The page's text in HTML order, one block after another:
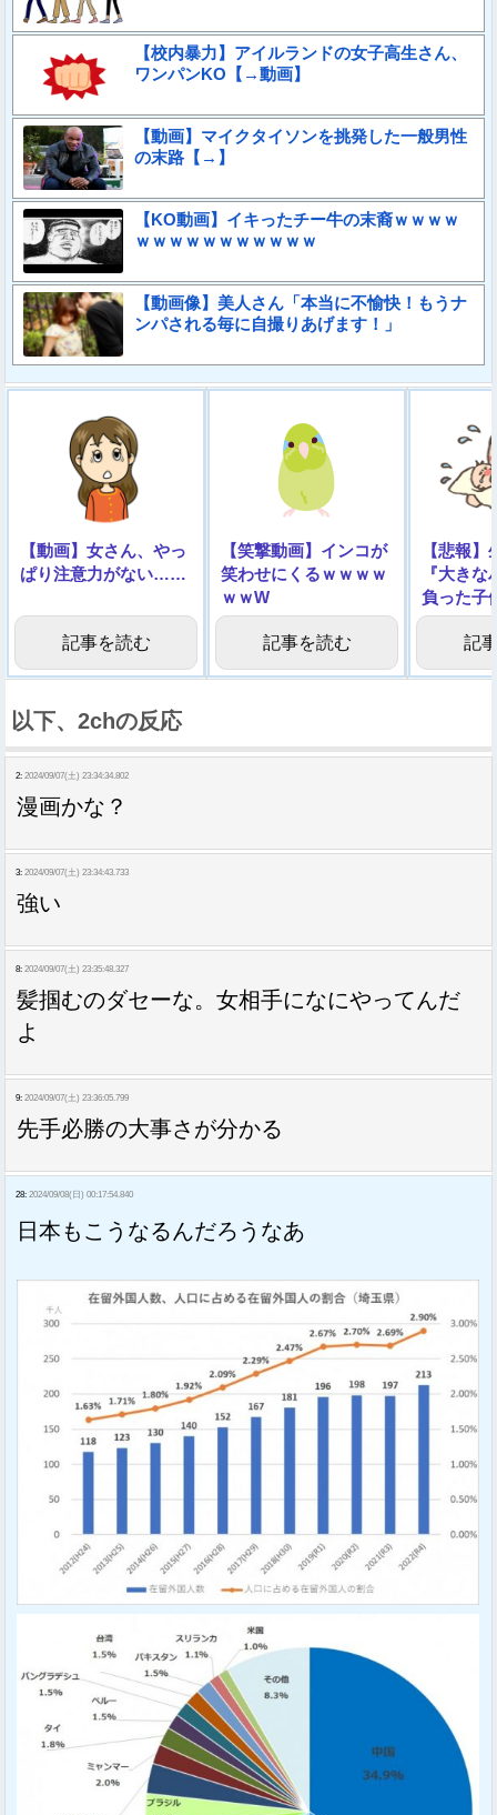
【校内暴力】アイルランドの女子高生さん、
ワンパンKO【→動画】
【動画】マイクタイソンを挑発した一般男性
の末路【→】
【KO動画】イキったチー牛の末裔ｗｗｗｗ
ｗｗｗｗｗｗｗｗｗｗｗ
【動画像】美人さん「本当に不愉快！もうナ
ンパされる毎に自撮りあげます！」
【動画】女さん、やっ
ぱり注意力がない……
記事を読む
【笑撃動画】インコが
笑わせにくるｗｗｗｗ
ｗｗW
記事を読む
【悲報
『大き
負った子
像】
記
以下、2chの反応
2: 2024/09/07(土) 23:34:34.802
漫画かな？
3: 2024/09/07(土) 23:34:43.733
強い
8: 2024/09/07(土) 23:35:48.327
髪掴むのダセーな。女相手になにやってんだ
よ
9: 2024/09/07(土) 23:36:05.799
先手必勝の大事さが分かる
28: 2024/09/08(日) 00:17:54.840
日本もこうなるんだろうなあ